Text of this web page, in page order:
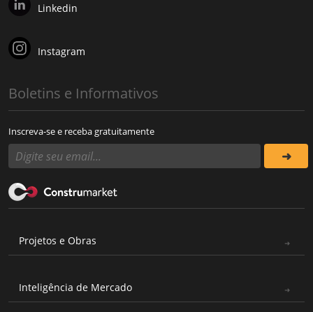
Linkedin
Instagram
Boletins e Informativos
Inscreva-se e receba gratuitamente
Projetos e Obras
Inteligência de Mercado